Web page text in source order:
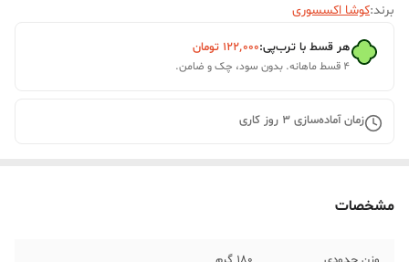
برند:کوشا اکسسوری
هر قسط با ترب‌پی:۱۲۲٬۰۰۰ تومان
۴ قسط ماهانه. بدون سود، چک و ضامن.
زمان آماده‌سازی 3 روز کاری
مشخصات